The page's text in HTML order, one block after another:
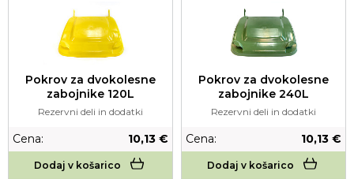
Pokrov za dvokolesne
zabojnike 120L
Rezervni deli in dodatki
Cena: 10,13 €
Dodaj v košarico
Pokrov za dvokolesne
zabojnike 240L
Rezervni deli in dodatki
Cena: 10,13 €
Dodaj v košarico